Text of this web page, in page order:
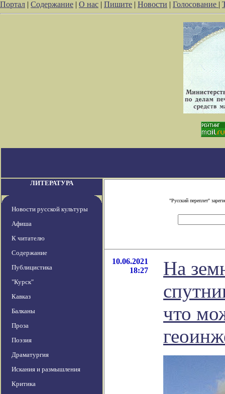
Портал | Содержание | О нас | Пишите | Новости | Голосование |
ЛИТЕРАТУРА
Новости русской культуры
Афиша
К читателю
Содержание
Публицистика
"Курск"
Кавказ
Балканы
Проза
Поэзия
Драматургия
Искания и размышления
Критика
"Русский переплет"
10.06.2021
18:27
На
что